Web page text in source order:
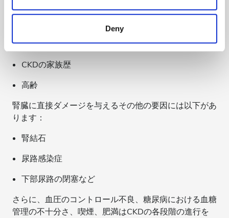
provided to them or that they’ve collected from your use
of their services. Read more about cookies in our
Privacy policy.
Deny
高血圧
CKDの家族歴
高齢
腎臓に直接ダメージを与えるその他の要因には以下があ
ります：
腎結石
尿路感染症
下部尿路の閉塞など
さらに、血圧のコントロール不良、糖尿病における血糖
管理の不十分さ、喫煙、肥満はCKDの各段階の進行を